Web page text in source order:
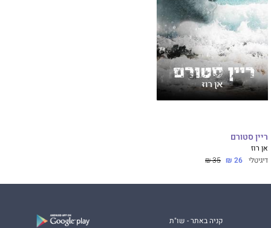
ריין סטורם
אן רוז
דיגיטלי 26 ₪
35 ₪
קניה באתר - שו"ת